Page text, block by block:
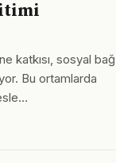
katkısı, sosyal bağ
Bu ortamlarda